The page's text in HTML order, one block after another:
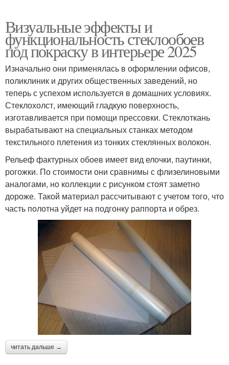
Визуальные эффекты и
функциональность стеклообоев
под покраску в интерьере 2025
Изначально они применялась в оформлении офисов,
поликлиник и других общественных заведений, но
теперь с успехом используется в домашних условиях.
Стеклохолст, имеющий гладкую поверхность,
изготавливается при помощи прессовки. Стеклоткань
вырабатывают на специальных станках методом
текстильного плетения из тонких стеклянных волокон.
Рельеф фактурных обоев имеет вид елочки, паутинки,
рогожки. По стоимости они сравнимы с флизелиновыми
аналогами, но коллекции с рисунком стоят заметно
дороже. Такой материал рассчитывают с учетом того, что
часть полотна уйдет на подгонку раппорта и обрез.
читать дальше →